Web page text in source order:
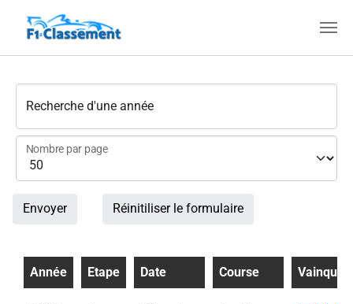
Recherche d'une année
Nombre par page
Envoyer Réinitiliser le formulaire
Année Etape Date Course